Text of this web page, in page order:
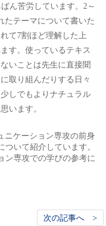
ん苦労しています。2～
たテーマについて書いた
て7割ほど理解した上
す。使っているテキス
いことは先生に直接聞
取り組んだりする日々
しでもよりナチュラル
います。
ケーション専攻の前身
いて紹介しています。
専攻での学びの参考に
次の記事へ >